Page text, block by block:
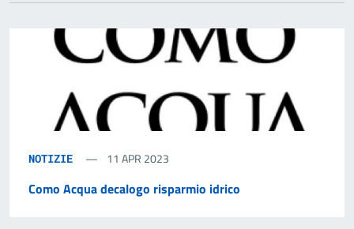
NOTIZIE 11 APR 2023
Como Acqua decalogo risparmio idrico